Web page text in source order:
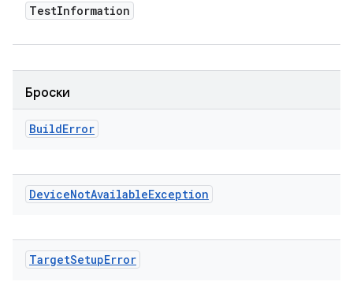
TestInformation
Броски
BuildError
DeviceNotAvailableException
TargetSetupError